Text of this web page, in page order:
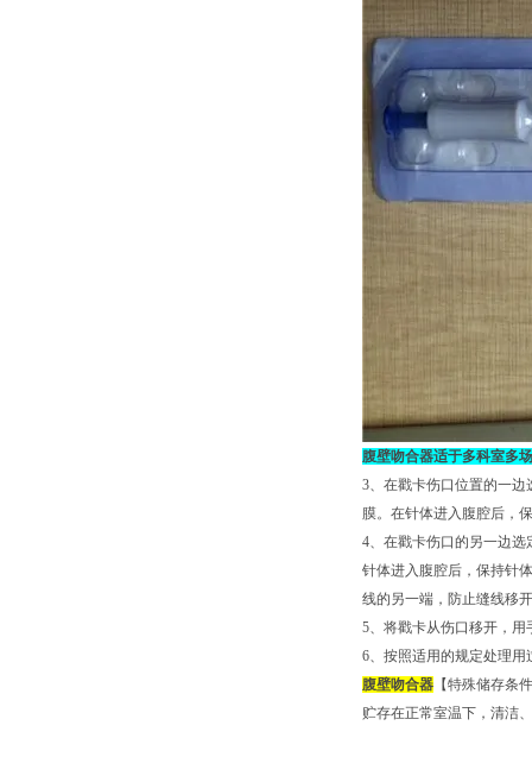
腹壁吻合器适于多科室多
3、在戳卡伤口位置的一
膜。在针体进入腹腔后，
4、在戳卡伤口的另一边
针体进入腹腔后，保持针
线的另一端，防止缝线移
5、将戳卡从伤口移开，
6、按照适用的规定处理
腹壁吻合器 【特殊储存条
贮存在正常室温下，清洁